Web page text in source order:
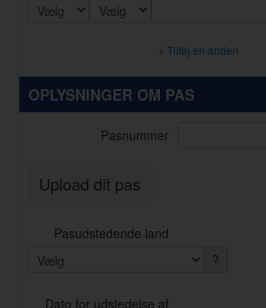
+ Tilføj en anden
OPLYSNINGER OM PAS
Pasnummer
Upload dit pas
Pasudstedende land
?
Dato for udstedelse af